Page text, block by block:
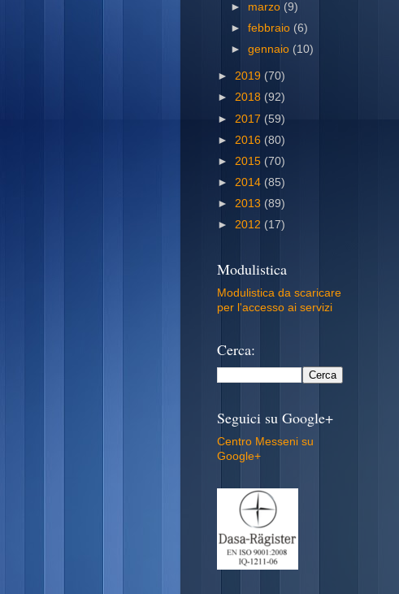
► marzo (9)
►febbraio (6)
►gennaio (10)
► 2019 (70)
► 2018 (92)
► 2017 (59)
► 2016 (80)
► 2015 (70)
► 2014 (85)
► 2013 (89)
► 2012 (17)
Modulistica
Modulistica da scaricare
per l'accesso ai servizi
Cerca:
Seguici su Google+
Centro Messeni su
Google+